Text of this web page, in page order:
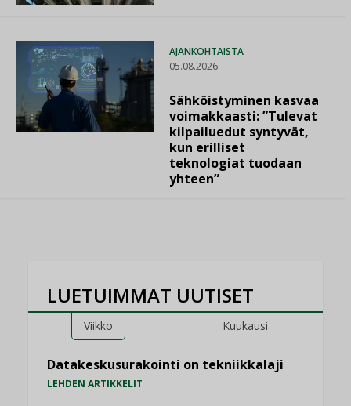
AJANKOHTAISTA
05.08.2026
Sähköistyminen kasvaa
voimakkaasti: ”Tulevat
kilpailuedut syntyvät,
kun erilliset
teknologiat tuodaan
yhteen”
LUETUIMMAT UUTISET
Viikko Kuukausi
Datakeskusurakointi on tekniikkalaji
LEHDEN ARTIKKELIT